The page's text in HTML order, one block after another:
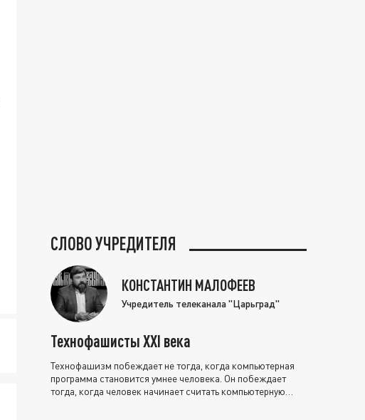
СЛОВО УЧРЕДИТЕЛЯ
КОНСТАНТИН МАЛОФЕЕВ
Учредитель телеканала "Царьград"
Технофашисты XXI века
Технофашизм побеждает не тогда, когда компьютерная
программа становится умнее человека. Он побеждает
тогда, когда человек начинает считать компьютерную